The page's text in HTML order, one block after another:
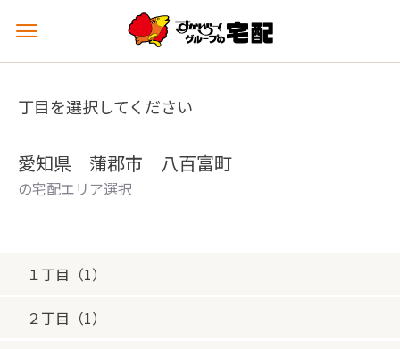
メ
ュ
を
丁目を選択してください
愛知県 蒲郡市 八百富町
の宅配エリア選択
１丁目（1）
２丁目（1）